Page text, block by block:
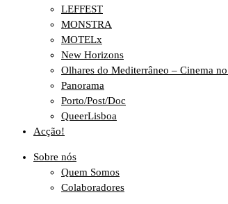
LEFFEST
MONSTRA
MOTELx
New Horizons
Olhares do Mediterrâneo – Cinema
Panorama
Porto/Post/Doc
QueerLisboa
Acção!
Sobre nós
Quem Somos
Colaboradores